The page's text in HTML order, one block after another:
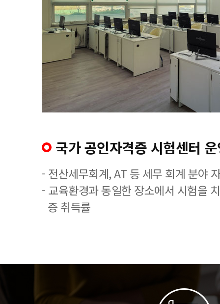
국가 공인자격증 시험센터
- 전산세무회계, AT 등 세무 회계 분야
- 교육환경과 동일한 장소에서 시험을
증 취득률